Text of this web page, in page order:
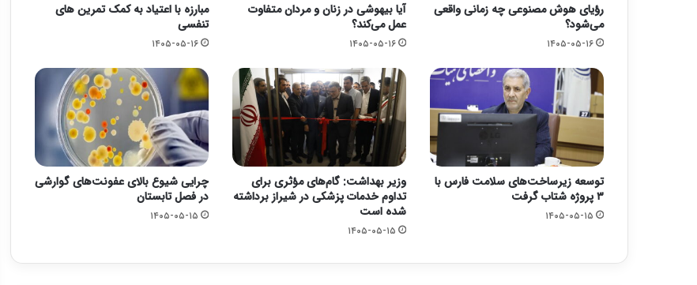
رؤیای هوش مصنوعی چه زمانی واقعی
می‌شود؟
۱۴۰۵-۰۵-۱۶
آیا بیهوشی در زنان و مردان متفاوت
عمل می‌کند؟
۱۴۰۵-۰۵-۱۶
مبارزه با اعتیاد به کمک تمرین های
تنفسی
۱۴۰۵-۰۵-۱۶
توسعه زیرساخت‌های سلامت فارس با
۳ پروژه شتاب گرفت
۱۴۰۵-۰۵-۱۵
وزیر بهداشت: گام‌های مؤثری برای
تداوم خدمات پزشکی در شیراز برداشته
شده است
۱۴۰۵-۰۵-۱۵
چرایی شیوع بالای عفونت‌های گوارشی
در فصل تابستان
۱۴۰۵-۰۵-۱۵